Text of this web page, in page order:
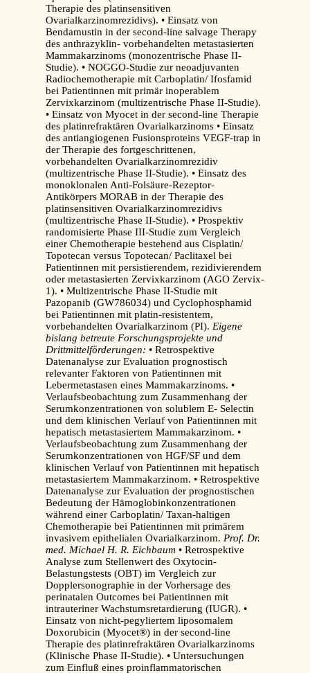
Therapie des platinsensitiven
Ovarialkarzinomrezidivs). • Einsatz von
Bendamustin in der second-line salvage Therapy
des anthrazyklin- vorbehandelten metastasierten
Mammakarzinoms (monozentrische Phase II-
Studie). • NOGGO-Studie zur neoadjuvanten
Radiochemotherapie mit Carboplatin/ Ifosfamid
bei Patientinnen mit primär inoperablem
Zervixkarzinom (multizentrische Phase II-Studie).
• Einsatz von Myocet in der second-line Therapie
des platinrefraktären Ovarialkarzinoms • Einsatz
des antiangiogenen Fusionsproteins VEGF-trap in
der Therapie des fortgeschrittenen,
vorbehandelten Ovarialkarzinomrezidiv
(multizentrische Phase II-Studie). • Einsatz des
monoklonalen Anti-Folsäure-Rezeptor-
Antikörpers MORAB in der Therapie des
platinsensitiven Ovarialkarzinomrezidivs
(multizentrische Phase II-Studie). • Prospektiv
randomisierte Phase III-Studie zum Vergleich
einer Chemotherapie bestehend aus Cisplatin/
Topotecan versus Topotecan/ Paclitaxel bei
Patientinnen mit persistierendem, rezidivierendem
oder metastasierten Zervixkarzinom (AGO Zervix-
1). • Multizentrische Phase II-Studie mit
Pazopanib (GW786034) und Cyclophosphamid
bei Patientinnen mit platin-resistentem,
vorbehandelten Ovarialkarzinom (PI). Eigene
bislang betreute Forschungsprojekte und
Drittmittelförderungen: • Retrospektive
Datenanalyse zur Evaluation prognostisch
relevanter Faktoren von Patientinnen mit
Lebermetastasen eines Mammakarzinoms. •
Verlaufsbeobachtung zum Zusammenhang der
Serumkonzentrationen von solublem E- Selectin
und dem klinischen Verlauf von Patientinnen mit
hepatisch metastasiertem Mammakarzinom. •
Verlaufsbeobachtung zum Zusammenhang der
Serumkonzentrationen von HGF/SF und dem
klinischen Verlauf von Patientinnen mit hepatisch
metastasiertem Mammakarzinom. • Retrospektive
Datenanalyse zur Evaluation der prognostischen
Bedeutung der Hämoglobinkonzentrationen
während einer Carboplatin/ Taxan-haltigen
Chemotherapie bei Patientinnen mit primärem
invasivem epithelialen Ovarialkarzinom. Prof. Dr.
med. Michael H. R. Eichbaum • Retrospektive
Analyse zum Stellenwert des Oxytocin-
Belastungstests (OBT) im Vergleich zur
Dopplersonographie in der Vorhersage des
perinatalen Outcomes bei Patientinnen mit
intrauteriner Wachstumsretardierung (IUGR). •
Einsatz von nicht-pegyliertem liposomalem
Doxorubicin (Myocet®) in der second-line
Therapie des platinrefraktären Ovarialkarzinoms
(Klinische Phase II-Studie). • Untersuchungen
zum Einfluß eines proinflammatorischen